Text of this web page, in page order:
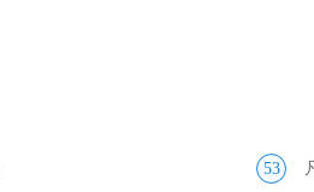
53